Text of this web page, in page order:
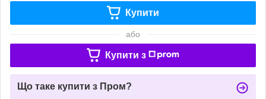
Купити
або
Купити з
Що таке купити з Пром?